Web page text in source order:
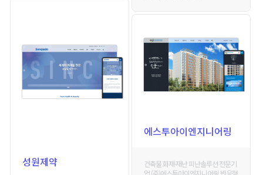
성원제약
에스투아이엔지니어링
건축물 화재·재난 피난솔루션 전문기
업 (주)에스투아이엔지니어링 반응형